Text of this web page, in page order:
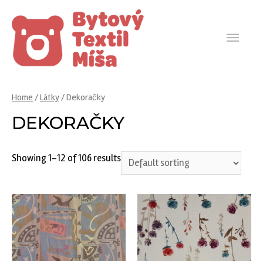
Home /Látky / Dekoračky
DEKORAČKY
Showing 1–12 of 106 results